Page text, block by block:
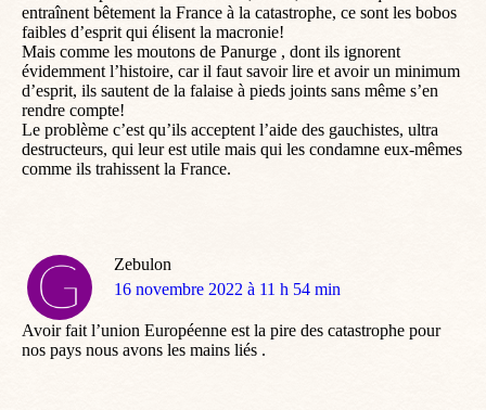
entraînent bêtement la France à la catastrophe, ce sont les bobos
faibles d’esprit qui élisent la macronie!
Mais comme les moutons de Panurge , dont ils ignorent
évidemment l’histoire, car il faut savoir lire et avoir un minimum
d’esprit, ils sautent de la falaise à pieds joints sans même s’en
rendre compte!
Le problème c’est qu’ils acceptent l’aide des gauchistes, ultra
destructeurs, qui leur est utile mais qui les condamne eux-mêmes
comme ils trahissent la France.
Zebulon
dit
16 novembre 2022 à 11 h 54 min
Avoir fait l’union Européenne est la pire des catastrophe pour
nos pays nous avons les mains liés .